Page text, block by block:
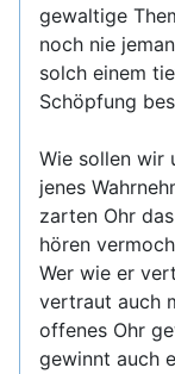
gewaltige
noch nie
solch einem
Schöpfung
Wie sollen wir
jenes
zarten Ohr
hören
Wer wie er
vertraut auch
offenes Ohr
gewinnt auch